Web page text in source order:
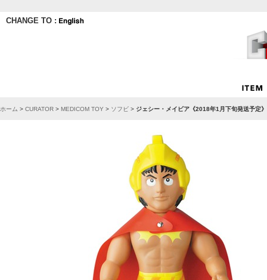
CHANGE TO :
ホーム > CURATOR > MEDICOM TOY > ソフビ > ジェシー・メイビア《2018年1月下旬発送予定》